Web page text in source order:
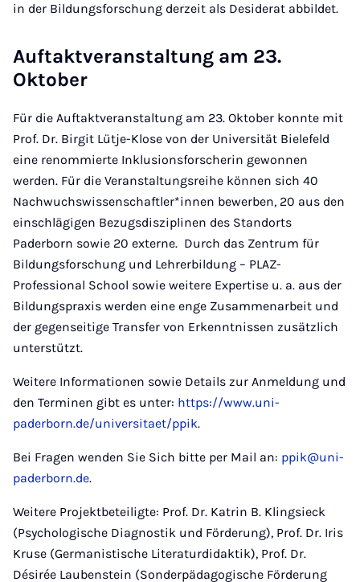
in der Bildungsforschung derzeit als Desiderat abbildet.
Auftaktveranstaltung am 23.
Oktober
Für die Auftaktveranstaltung am 23. Oktober konnte mit
Prof. Dr. Birgit Lütje-Klose von der Universität Bielefeld
eine renommierte Inklusionsforscherin gewonnen
werden. Für die Veranstaltungsreihe können sich 40
Nachwuchswissenschaftler*innen bewerben, 20 aus den
einschlägigen Bezugsdisziplinen des Standorts
Paderborn sowie 20 externe. Durch das Zentrum für
Bildungsforschung und Lehrerbildung – PLAZ-
Professional School sowie weitere Expertise u. a. aus der
Bildungspraxis werden eine enge Zusammenarbeit und
der gegenseitige Transfer von Erkenntnissen zusätzlich
unterstützt.
Weitere Informationen sowie Details zur Anmeldung und
den Terminen gibt es unter: https://www.uni-
paderborn.de/universitaet/ppik.
Bei Fragen wenden Sie Sich bitte per Mail an: ppik@uni-
paderborn.de.
Weitere Projektbeteiligte: Prof. Dr. Katrin B. Klingsieck
(Psychologische Diagnostik und Förderung), Prof. Dr. Iris
Kruse (Germanistische Literaturdidaktik), Prof. Dr.
Désirée Laubenstein (Sonderpädagogische Förderung